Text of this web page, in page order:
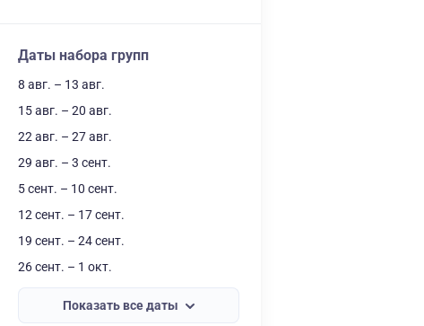
Даты набора групп
8 авг. – 13 авг.
15 авг. – 20 авг.
22 авг. – 27 авг.
29 авг. – 3 сент.
5 сент. – 10 сент.
12 сент. – 17 сент.
19 сент. – 24 сент.
26 сент. – 1 окт.
Показать все даты